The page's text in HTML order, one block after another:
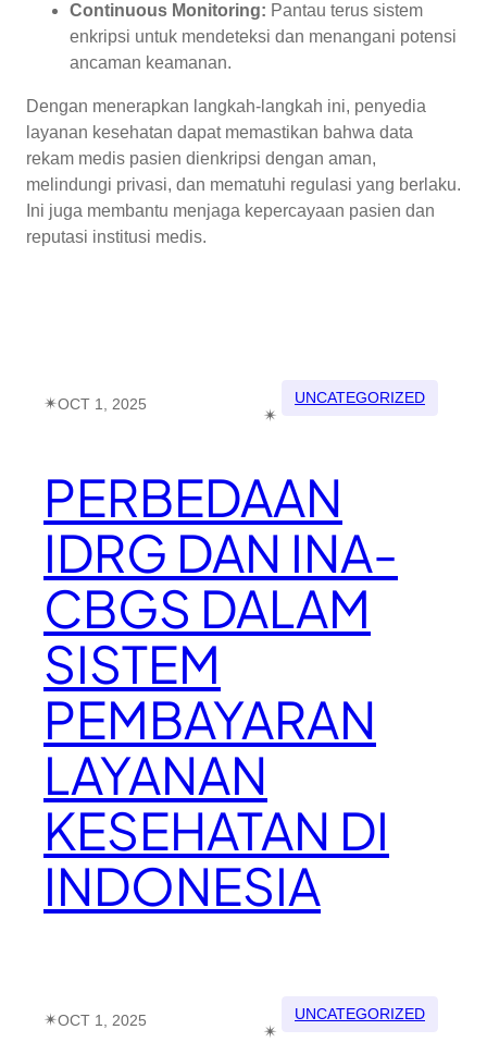
Continuous Monitoring: Pantau terus sistem
enkripsi untuk mendeteksi dan menangani potensi
ancaman keamanan.
Dengan menerapkan langkah-langkah ini, penyedia
layanan kesehatan dapat memastikan bahwa data
rekam medis pasien dienkripsi dengan aman,
melindungi privasi, dan mematuhi regulasi yang berlaku.
Ini juga membantu menjaga kepercayaan pasien dan
reputasi institusi medis.
✴︎OCT 1, 2025
✴︎
UNCATEGORIZED
PERBEDAAN
IDRG DAN INA-
CBGS DALAM
SISTEM
PEMBAYARAN
LAYANAN
KESEHATAN DI
INDONESIA
✴︎OCT 1, 2025
✴︎
UNCATEGORIZED